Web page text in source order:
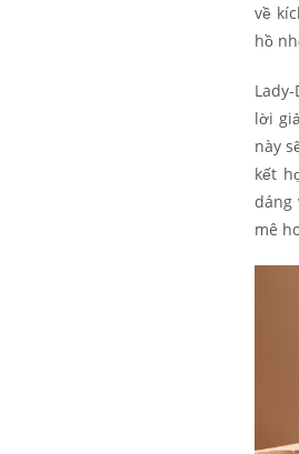
về
hồ
lời
này
kết
dáng
mê